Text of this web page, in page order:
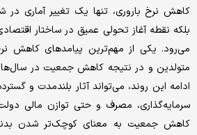
کاهش نرخ باروری، تنها یک تغییر آماری
بلکه نقطه آغاز تحولی عمیق در ساختار
می‌رود. یکی از مهم‌ترین پیامدهای کاهش
متولدین و در نتیجه کاهش جمعیت در
ادامه این روند، می‌تواند آثار بلندمدت و
سرمایه‌گذاری، مصرف و حتی توازن مالی
کاهش جمعیت به معنای کوچک‌تر شدن